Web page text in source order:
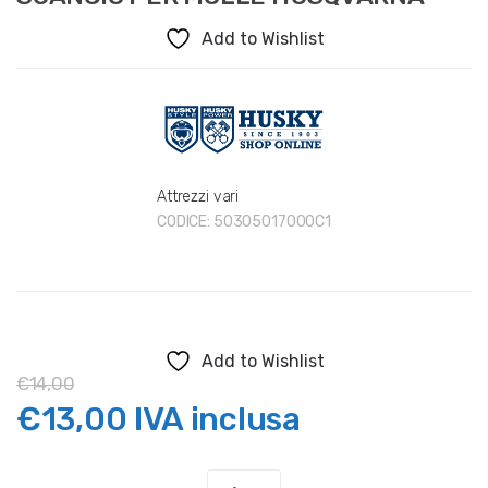
Add to Wishlist
Attrezzi vari
CODICE: 50305017000C1
Add to Wishlist
€14,00
Il
€13,00 IlIVA inclusa
SGANCIO